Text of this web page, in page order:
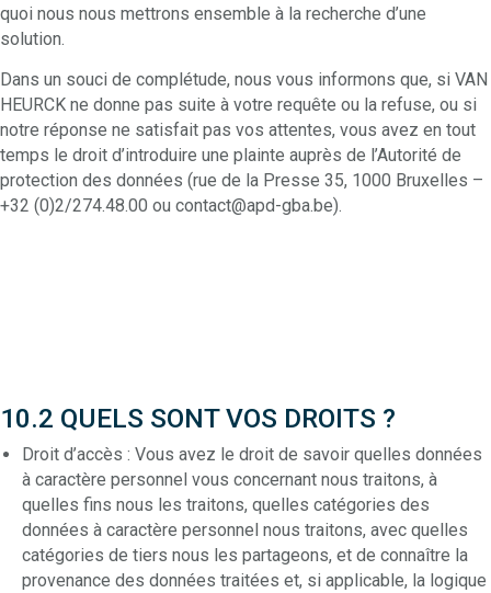
quoi nous nous mettrons ensemble à la recherche d’une
solution.
Dans un souci de complétude, nous vous informons que, si VAN
HEURCK ne donne pas suite à votre requête ou la refuse, ou si
notre réponse ne satisfait pas vos attentes, vous avez en tout
temps le droit d’introduire une plainte auprès de l’Autorité de
protection des données (rue de la Presse 35, 1000 Bruxelles –
+32 (0)2/274.48.00 ou contact@apd-gba.be).
10.2 QUELS SONT VOS DROITS ?
Droit d’accès : Vous avez le droit de savoir quelles données
à caractère personnel vous concernant nous traitons, à
quelles fins nous les traitons, quelles catégories des
données à caractère personnel nous traitons, avec quelles
catégories de tiers nous les partageons, et de connaître la
provenance des données traitées et, si applicable, la logique